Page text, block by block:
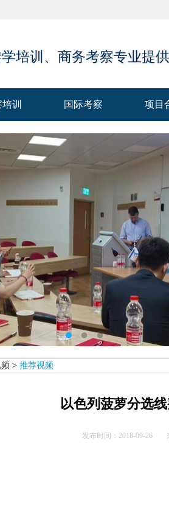
培训、商务考察专业提
训
培训
国际考察
国际考察
项目
项目
> 推荐视频
以色列菠萝分选
发布时间： 2018-09-26